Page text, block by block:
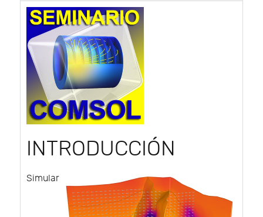
INTRODUCCIÓN
Simular